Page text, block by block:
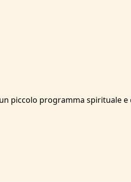
piccolo programma spirituale